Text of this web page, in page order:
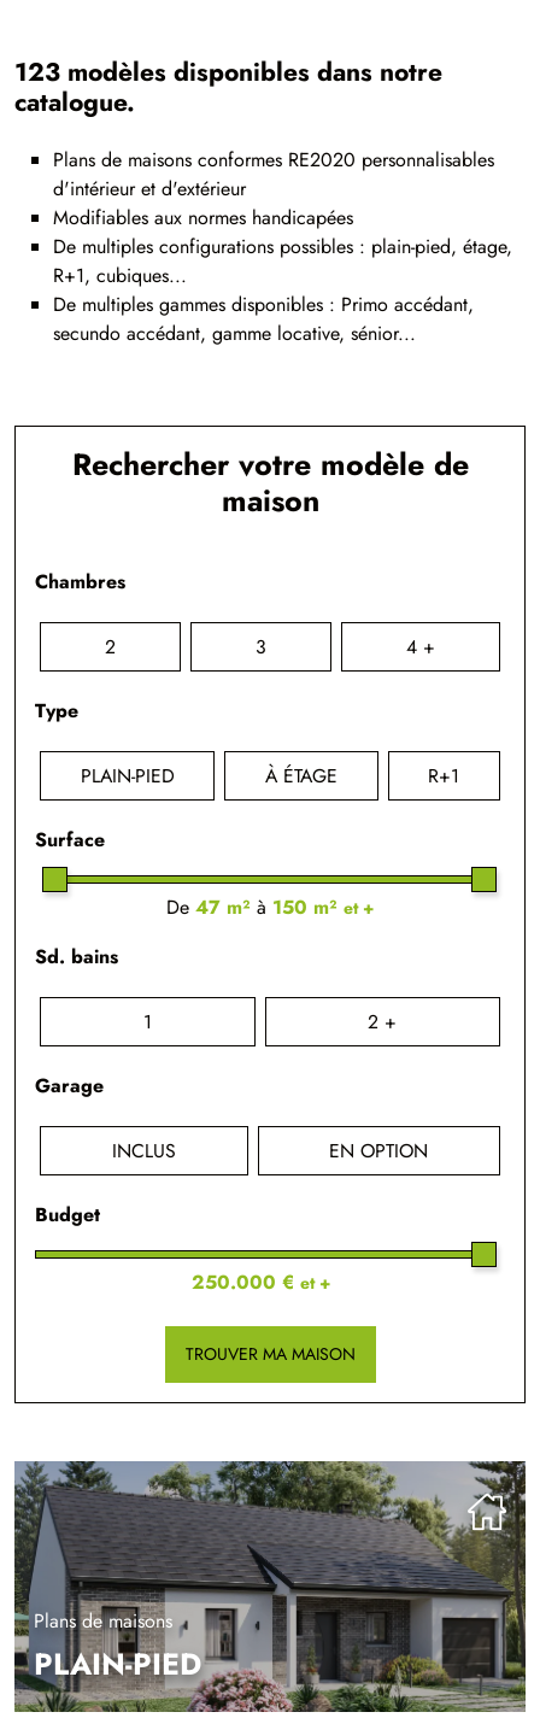
123 modèles disponibles dans notre
catalogue.
Plans de maisons conformes RE2020 personnalisables
d'intérieur et d'extérieur
Modifiables aux normes handicapées
De multiples configurations possibles : plain-pied, étage,
R+1, cubiques...
De multiples gammes disponibles : Primo accédant,
secundo accédant, gamme locative, sénior...
Rechercher votre modèle de
maison
Chambres
2 3 4 +
Type
PLAIN-PIED À ÉTAGE R+1
Surface
De 47 m² à 150 m² et +
Sd. bains
1 2 +
Garage
INCLUS EN OPTION
Budget
250.000 € et +
TROUVER MA MAISON
Plans de maisons
PLAIN-PIED